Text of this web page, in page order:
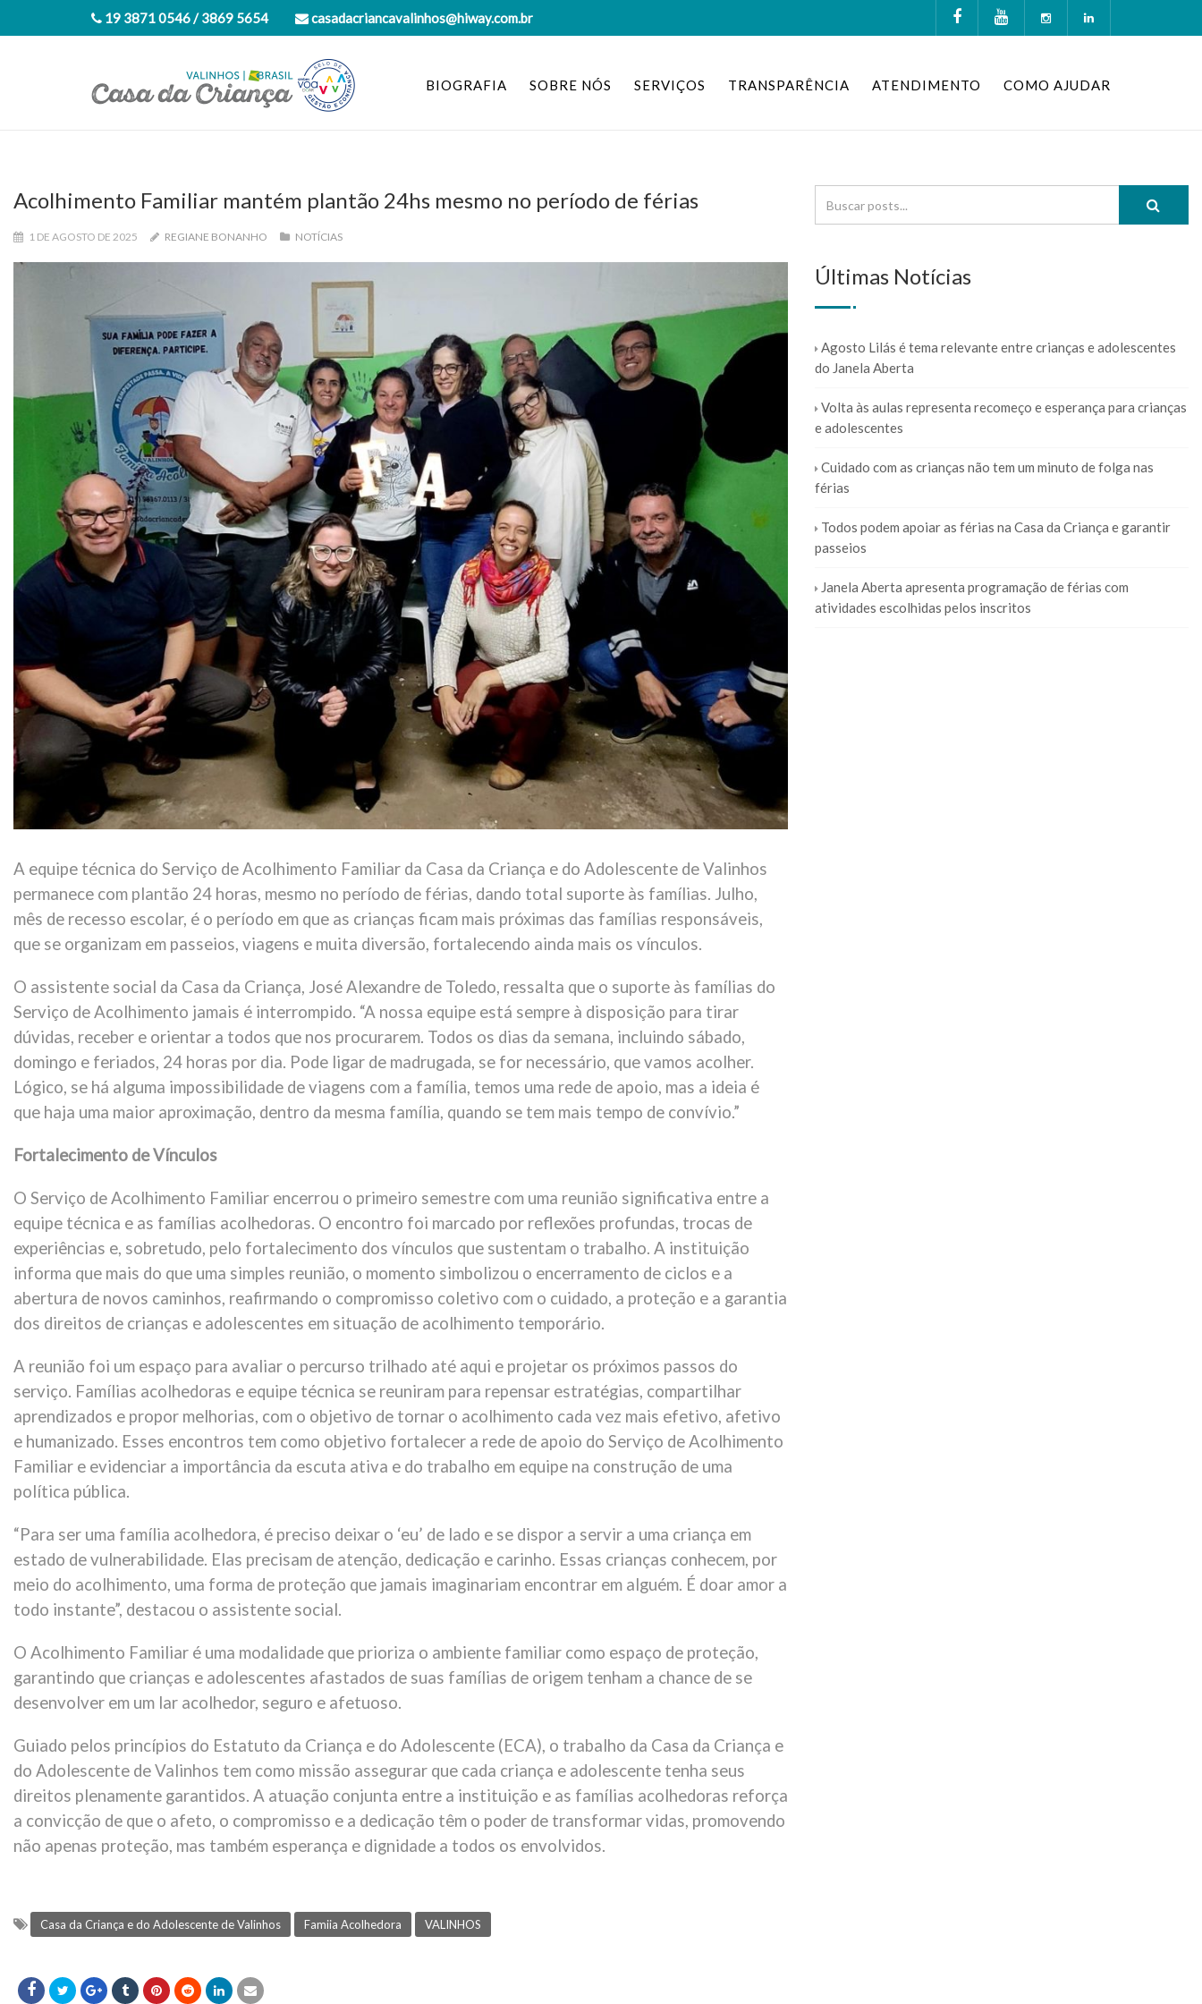
19 3871 0546 / 3869 5654 casadacriancavalinhos@hiway.com.br
BIOGRAFIA SOBRE NÓS SERVIÇOS TRANSPARÊNCIA ATENDIMENTO COMO AJUDAR
Acolhimento Familiar mantém plantão 24hs mesmo no período de férias
1 DE AGOSTO DE 2025 REGIANE BONANHO NOTÍCIAS
A equipe técnica do Serviço de Acolhimento Familiar da Casa da Criança e do Adolescente de Valinhos
permanece com plantão 24 horas, mesmo no período de férias, dando total suporte às famílias. Julho,
mês de recesso escolar, é o período em que as crianças ficam mais próximas das famílias responsáveis,
que se organizam em passeios, viagens e muita diversão, fortalecendo ainda mais os vínculos.
O assistente social da Casa da Criança, José Alexandre de Toledo, ressalta que o suporte às famílias do
Serviço de Acolhimento jamais é interrompido. “A nossa equipe está sempre à disposição para tirar
dúvidas, receber e orientar a todos que nos procurarem. Todos os dias da semana, incluindo sábado,
domingo e feriados, 24 horas por dia. Pode ligar de madrugada, se for necessário, que vamos acolher.
Lógico, se há alguma impossibilidade de viagens com a família, temos uma rede de apoio, mas a ideia é
que haja uma maior aproximação, dentro da mesma família, quando se tem mais tempo de convívio.”
Fortalecimento de Vínculos
O Serviço de Acolhimento Familiar encerrou o primeiro semestre com uma reunião significativa entre a
equipe técnica e as famílias acolhedoras. O encontro foi marcado por reflexões profundas, trocas de
experiências e, sobretudo, pelo fortalecimento dos vínculos que sustentam o trabalho. A instituição
informa que mais do que uma simples reunião, o momento simbolizou o encerramento de ciclos e a
abertura de novos caminhos, reafirmando o compromisso coletivo com o cuidado, a proteção e a garantia
dos direitos de crianças e adolescentes em situação de acolhimento temporário.
A reunião foi um espaço para avaliar o percurso trilhado até aqui e projetar os próximos passos do
serviço. Famílias acolhedoras e equipe técnica se reuniram para repensar estratégias, compartilhar
aprendizados e propor melhorias, com o objetivo de tornar o acolhimento cada vez mais efetivo, afetivo
e humanizado. Esses encontros tem como objetivo fortalecer a rede de apoio do Serviço de Acolhimento
Familiar e evidenciar a importância da escuta ativa e do trabalho em equipe na construção de uma
política pública.
“Para ser uma família acolhedora, é preciso deixar o ‘eu’ de lado e se dispor a servir a uma criança em
estado de vulnerabilidade. Elas precisam de atenção, dedicação e carinho. Essas crianças conhecem, por
meio do acolhimento, uma forma de proteção que jamais imaginariam encontrar em alguém. É doar amor a
todo instante”, destacou o assistente social.
O Acolhimento Familiar é uma modalidade que prioriza o ambiente familiar como espaço de proteção,
garantindo que crianças e adolescentes afastados de suas famílias de origem tenham a chance de se
desenvolver em um lar acolhedor, seguro e afetuoso.
Guiado pelos princípios do Estatuto da Criança e do Adolescente (ECA), o trabalho da Casa da Criança e
do Adolescente de Valinhos tem como missão assegurar que cada criança e adolescente tenha seus
direitos plenamente garantidos. A atuação conjunta entre a instituição e as famílias acolhedoras reforça
a convicção de que o afeto, o compromisso e a dedicação têm o poder de transformar vidas, promovendo
não apenas proteção, mas também esperança e dignidade a todos os envolvidos.
Casa da Criança e do Adolescente de Valinhos Famiia Acolhedora VALINHOS
Últimas Notícias
Agosto Lilás é tema relevante entre crianças e adolescentes
do Janela Aberta
Volta às aulas representa recomeço e esperança para crianças
e adolescentes
Cuidado com as crianças não tem um minuto de folga nas
férias
Todos podem apoiar as férias na Casa da Criança e garantir
passeios
Janela Aberta apresenta programação de férias com
atividades escolhidas pelos inscritos